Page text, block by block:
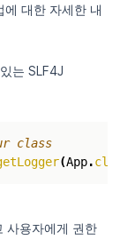
대한 자세한 내
는 SLF4J
class
(App.
사용자에게 권한